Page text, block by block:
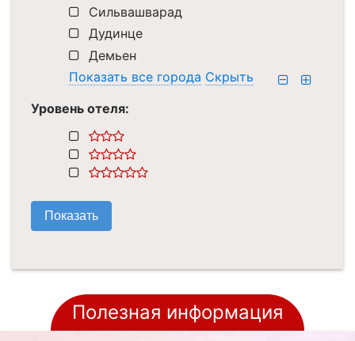
Сильвашварад
Дудинце
Демьен
Показать все города Скрыть
Уровень отеля:
Полезная информация